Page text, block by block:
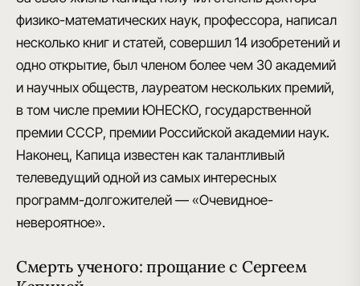
физико-математических наук, профессора, написал
несколько книг и статей, совершил 14 изобретений и
одно открытие, был членом более чем 30 академий
и научных обществ, лауреатом нескольких премий,
в том числе премии ЮНЕСКО, государственной
премии СССР, премии Российской академии наук.
Наконец, Капица известен как талантливый
телеведущий одной из самых интересных
программ-долгожителей — «Очевидное-
невероятное».
Смерть ученого: прощание с Сергеем